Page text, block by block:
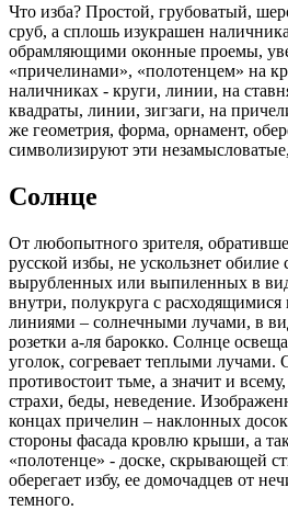
Что изба? Простой, грубоватый,
сруб, а сплошь изукрашен
обрамляющими оконные проемы,
«причелинами», «полотенцем» на
наличниках - круги, линии, на
квадраты, линии, зигзаги, на
же геометрия, форма, орнамент,
символизируют эти
Солнце
От любопытного зрителя,
русской избы, не ускользнет обилие
вырубленных или выпиленных в
внутри, полукруга с
линиями – солнечными лучами, в
розетки а-ля барокко. Солнце
уголок, согревает теплыми лучами.
противостоит тьме, а значит и
страхи, беды, неведение.
концах причелин – наклонных
стороны фасада кровлю крыши, а
«полотенце» - доске, скрывающей
оберегает избу, ее домочадцев от
темного.